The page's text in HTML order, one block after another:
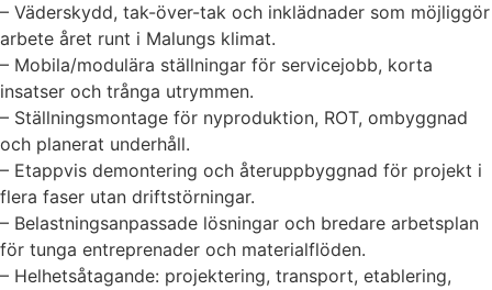
– Väderskydd, tak-över-tak och inklädnader som möjliggör
arbete året runt i Malungs klimat.
– Mobila/modulära ställningar för servicejobb, korta
insatser och trånga utrymmen.
– Ställningsmontage för nyproduktion, ROT, ombyggnad
och planerat underhåll.
– Etappvis demontering och återuppbyggnad för projekt i
flera faser utan driftstörningar.
– Belastningsanpassade lösningar och bredare arbetsplan
för tunga entreprenader och materialflöden.
– Helhetsåtagande: projektering, transport, etablering,